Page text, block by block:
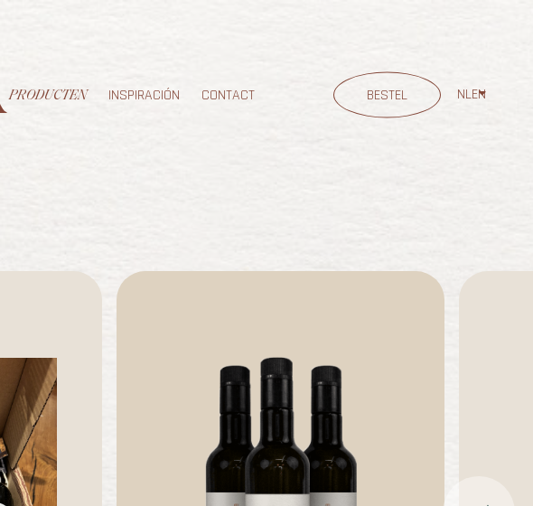
PRODUCTEN INSPIRACIÓN CONTACT BESTEL NLEN